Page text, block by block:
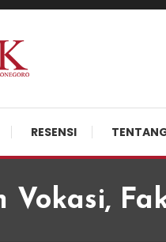
RESENSI
Vokasi,